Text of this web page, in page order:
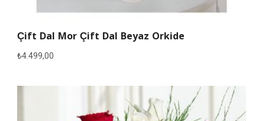
Çift Dal Mor Çift Dal Beyaz Orkide
₺4.499,00